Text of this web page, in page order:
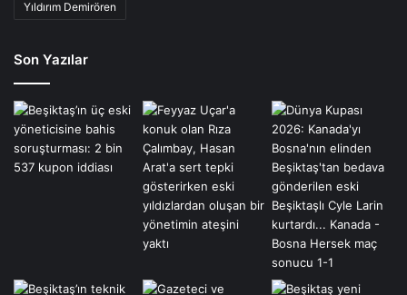
Yıldırım Demirören
Son Yazılar